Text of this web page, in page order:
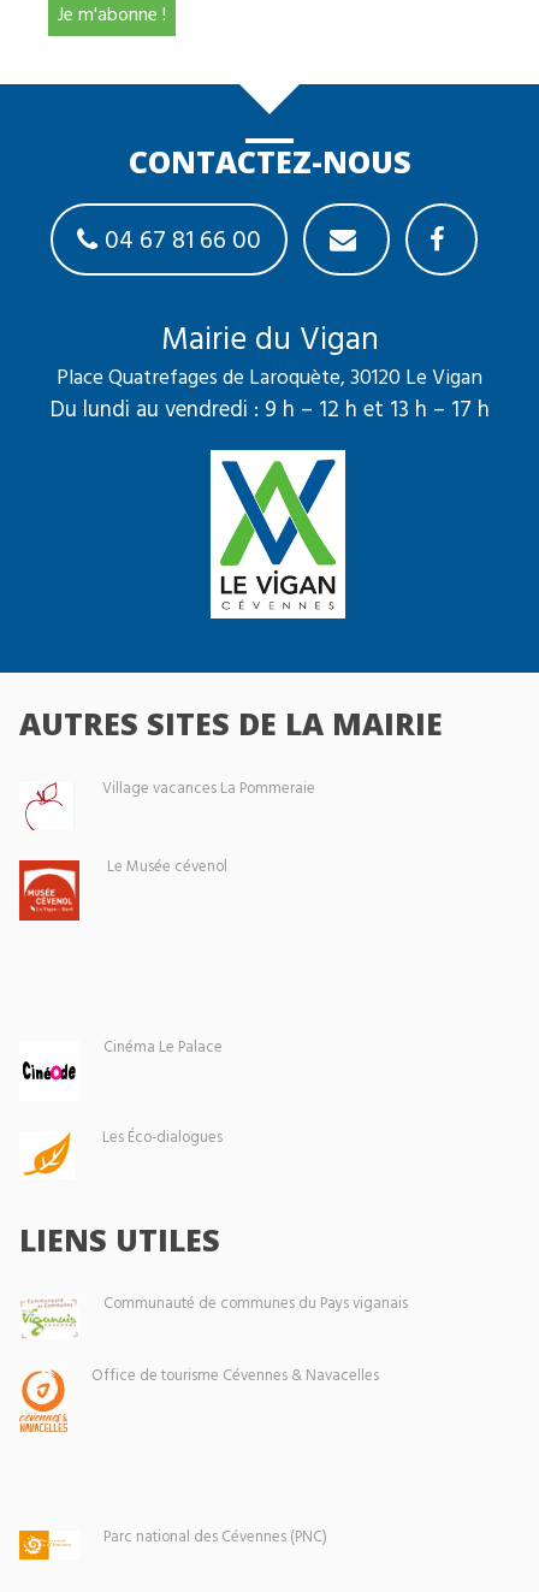
CONTACTEZ-NOUS
04 67 81 66 00
Mairie du Vigan
Place Quatrefages de Laroquète, 30120 Le Vigan
Du lundi au vendredi : 9 h – 12 h et 13 h – 17 h
AUTRES SITES DE LA MAIRIE
Village vacances La Pommeraie
Le Musée cévenol
Cinéma Le Palace
Les Éco-dialogues
LIENS UTILES
Communauté de communes du Pays viganais
Office de tourisme Cévennes & Navacelles
Parc national des Cévennes (PNC)